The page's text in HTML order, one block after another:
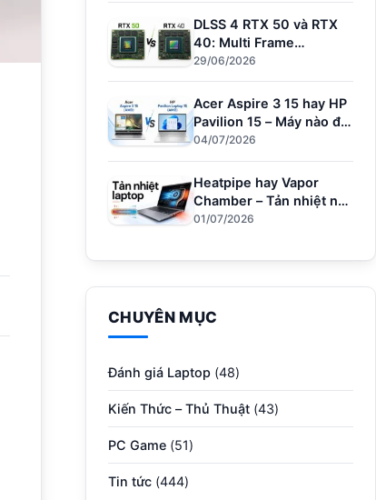
DLSS 4 RTX 50 và RTX
40: Multi Frame
Generation làm được gì?
29/06/2026
Acer Aspire 3 15 hay HP
Pavilion 15 – Máy nào đủ
sức cho người dùng văn
phòng?
04/07/2026
Heatpipe hay Vapor
Chamber – Tản nhiệt nào
giữ hiệu năng khi
01/07/2026
CHUYÊN MỤC
Đánh giá Laptop (48)
Kiến Thức – Thủ Thuật (43)
PC Game (51)
Tin tức (444)